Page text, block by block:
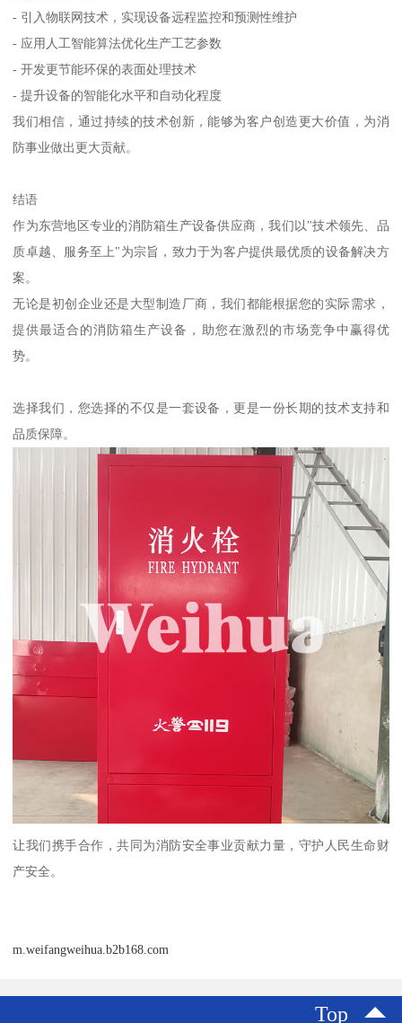
- 引入物联网技术，实现设备远程监控和预测性维护
- 应用人工智能算法优化生产工艺参数
- 开发更节能环保的表面处理技术
- 提升设备的智能化水平和自动化程度
我们相信，通过持续的技术创新，能够为客户创造更大价值，为消
防事业做出更大贡献。
结语
作为东营地区专业的消防箱生产设备供应商，我们以"技术领先、品
质卓越、服务至上"为宗旨，致力于为客户提供最优质的设备解决方
案。
无论是初创企业还是大型制造厂商，我们都能根据您的实际需求，
提供最适合的消防箱生产设备，助您在激烈的市场竞争中赢得优
势。
选择我们，您选择的不仅是一套设备，更是一份长期的技术支持和
品质保障。
让我们携手合作，共同为消防安全事业贡献力量，守护人民生命财
产安全。
m.weifangweihua.b2b168.com
Top